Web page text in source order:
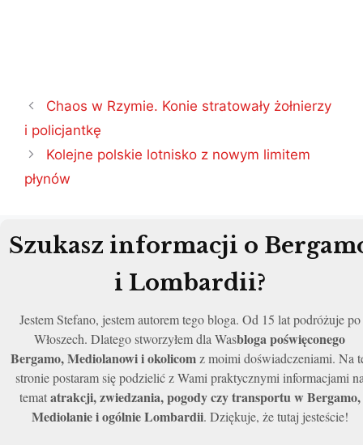
Nawigacja
wpisu
Chaos w Rzymie. Konie stratowały żołnierzy
i policjantkę
Kolejne polskie lotnisko z nowym limitem
płynów
Szukasz informacji o
i Lombardii?
Jestem Stefano, jestem autorem tego bloga. Od 15 lat podróżuje po
Włoszech. Dlatego stworzyłem dla Wasbloga poświęconego
Bergamo, Mediolanowi i okolicomz moimi doświadczeniami. Na
stronie postaram się podzielić z Wami praktycznymi informacjami
tematatrakcji, zwiedzania, pogody czy transportu w Bergamo,
Mediolanie i ogólnie Lombardii. Dziękuje, że tutaj jesteście!